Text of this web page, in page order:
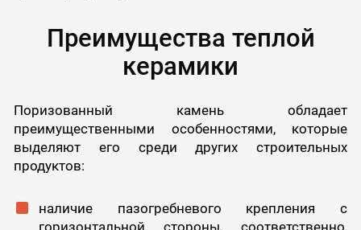
Преимущества теплой
керамики
Поризованный камень обладает
преимущественными особенностями, которые
выделяют его среди других строительных
продуктов:
наличие пазогребневого крепления с
горизонтальной стороны, соответственно,